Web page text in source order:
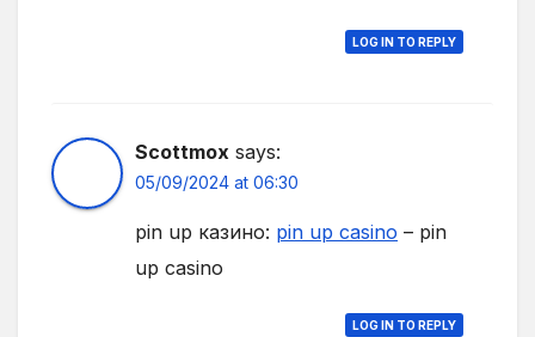
LOG IN TO REPLY
Scottmox says:
05/09/2024 at 06:30
pin up казино: pin up casino – pin
up casino
LOG IN TO REPLY